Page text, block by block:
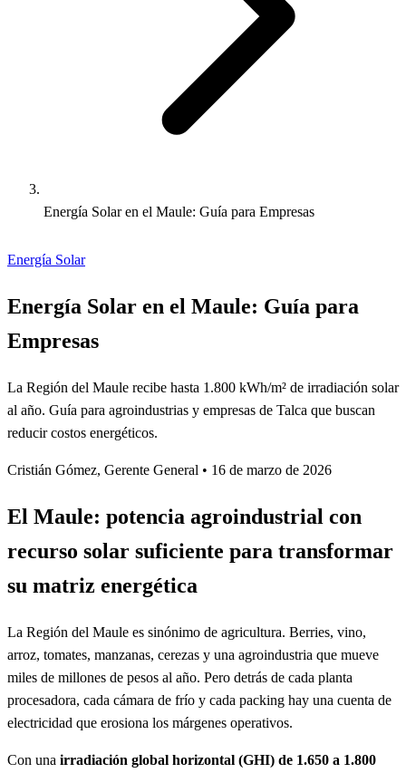
Energía Solar en el Maule: Guía para Empresas
Energía Solar
Energía Solar en el Maule: Guía para
Empresas
La Región del Maule recibe hasta 1.800 kWh/m² de irradiación solar
al año. Guía para agroindustrias y empresas de Talca que buscan
reducir costos energéticos.
Cristián Gómez, Gerente General • 16 de marzo de 2026
El Maule: potencia agroindustrial con
recurso solar suficiente para transformar
su matriz energética
La Región del Maule es sinónimo de agricultura. Berries, vino,
arroz, tomates, manzanas, cerezas y una agroindustria que mueve
miles de millones de pesos al año. Pero detrás de cada planta
procesadora, cada cámara de frío y cada packing hay una cuenta de
electricidad que erosiona los márgenes operativos.
Con una irradiación global horizontal (GHI) de 1.650 a 1.800